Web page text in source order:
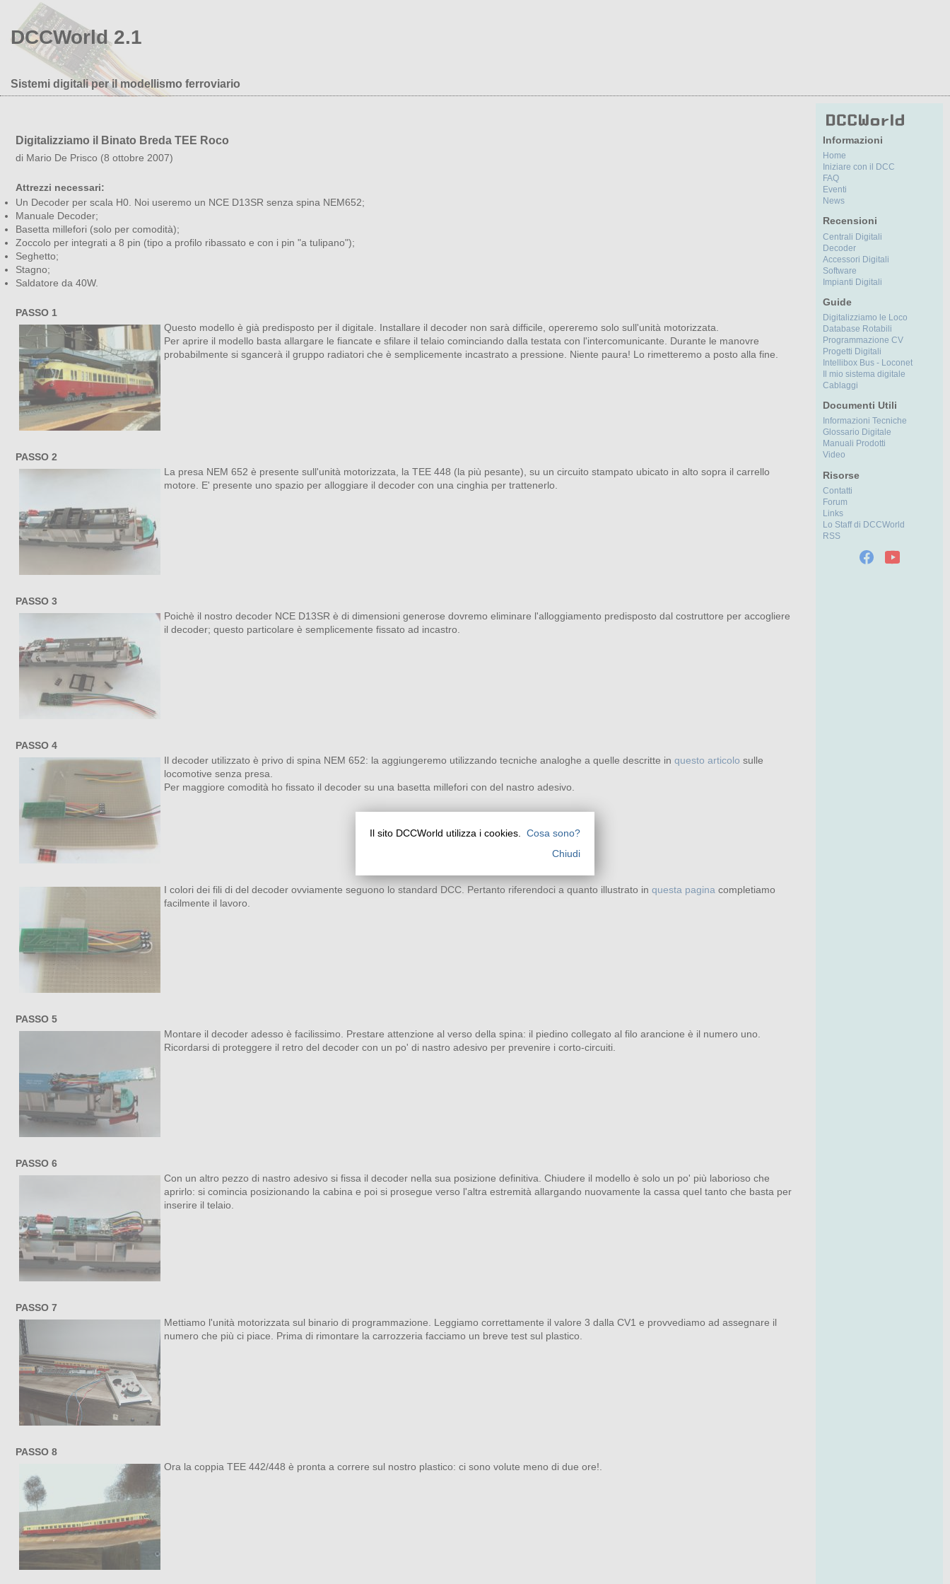
DCCWorld 2.1
Sistemi digitali per il modellismo ferroviario
Digitalizziamo il Binato Breda TEE Roco
di Mario De Prisco (8 ottobre 2007)
Attrezzi necessari:
Un Decoder per scala H0. Noi useremo un NCE D13SR senza spina NEM652;
Manuale Decoder;
Basetta millefori (solo per comodità);
Zoccolo per integrati a 8 pin (tipo a profilo ribassato e con i pin "a tulipano");
Seghetto;
Stagno;
Saldatore da 40W.
PASSO 1
Questo modello è già predisposto per il digitale. Installare il decoder non sarà difficile, opereremo solo sull'unità motorizzata.
Per aprire il modello basta allargare le fiancate e sfilare il telaio cominciando dalla testata con l'intercomunicante. Durante le manovre
probabilmente si sgancerà il gruppo radiatori che è semplicemente incastrato a pressione. Niente paura! Lo rimetteremo a posto alla fine.
PASSO 2
La presa NEM 652 è presente sull'unità motorizzata, la TEE 448 (la più pesante), su un circuito stampato ubicato in alto sopra il carrello
motore. E' presente uno spazio per alloggiare il decoder con una cinghia per trattenerlo.
PASSO 3
Poichè il nostro decoder NCE D13SR è di dimensioni generose dovremo eliminare l'alloggiamento predisposto dal costruttore per accogliere
il decoder; questo particolare è semplicemente fissato ad incastro.
PASSO 4
Il decoder utilizzato è privo di spina NEM 652: la aggiungeremo utilizzando tecniche analoghe a quelle descritte in questo articolo sulle
locomotive senza presa.
Per maggiore comodità ho fissato il decoder su una basetta millefori con del nastro adesivo.
I colori dei fili di del decoder ovviamente seguono lo standard DCC. Pertanto riferendoci a quanto illustrato in questa pagina completiamo
facilmente il lavoro.
PASSO 5
Montare il decoder adesso è facilissimo. Prestare attenzione al verso della spina: il piedino collegato al filo arancione è il numero uno.
Ricordarsi di proteggere il retro del decoder con un po' di nastro adesivo per prevenire i corto-circuiti.
PASSO 6
Con un altro pezzo di nastro adesivo si fissa il decoder nella sua posizione definitiva. Chiudere il modello è solo un po' più laborioso che
aprirlo: si comincia posizionando la cabina e poi si prosegue verso l'altra estremità allargando nuovamente la cassa quel tanto che basta per
inserire il telaio.
PASSO 7
Mettiamo l'unità motorizzata sul binario di programmazione. Leggiamo correttamente il valore 3 dalla CV1 e provvediamo ad assegnare il
numero che più ci piace. Prima di rimontare la carrozzeria facciamo un breve test sul plastico.
PASSO 8
Ora la coppia TEE 442/448 è pronta a correre sul nostro plastico: ci sono volute meno di due ore!.
Informazioni
Home
Iniziare con il DCC
FAQ
Eventi
News
Recensioni
Centrali Digitali
Decoder
Accessori Digitali
Software
Impianti Digitali
Guide
Digitalizziamo le Loco
Database Rotabili
Programmazione CV
Progetti Digitali
Intellibox Bus - Loconet
Il mio sistema digitale
Cablaggi
Documenti Utili
Informazioni Tecniche
Glossario Digitale
Manuali Prodotti
Video
Risorse
Contatti
Forum
Links
Lo Staff di DCCWorld
RSS
Il sito DCCWorld utilizza i cookies.
Cosa sono?
Chiudi